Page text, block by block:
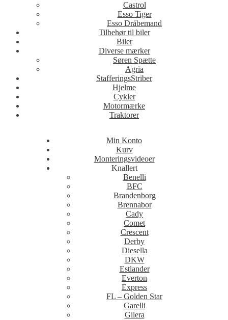
Castrol
Esso Tiger
Esso Dråbemand
Tilbehør til biler
Biler
Diverse mærker
Søren Spætte
Agria
StafferingsStriber
Hjelme
Cykler
Motormærke
Traktorer
Min Konto
Kurv
Monteringsvideoer
Knallert
Benelli
BFC
Brandenborg
Brennabor
Cady
Comet
Crescent
Derby
Diesella
DKW
Estlander
Everton
Express
FL – Golden Star
Garelli
Gilera